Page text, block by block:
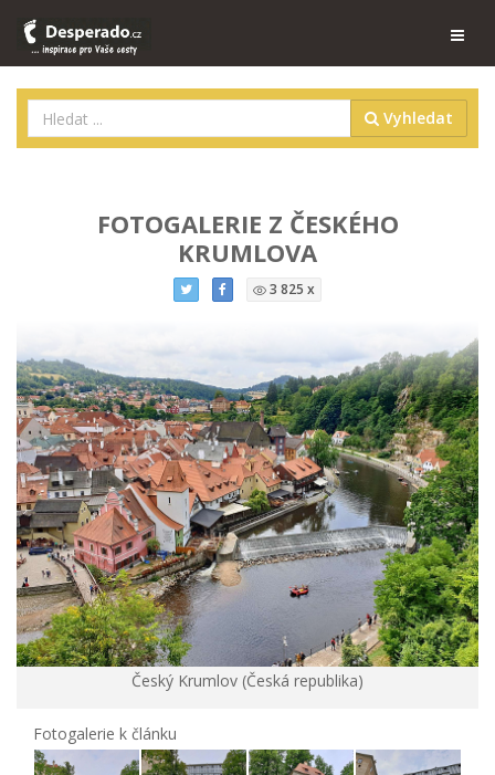
Vyhledat
FOTOGALERIE Z ČESKÉHO
KRUMLOVA
3 825 x
Český Krumlov (Česká republika)
Fotogalerie k článku